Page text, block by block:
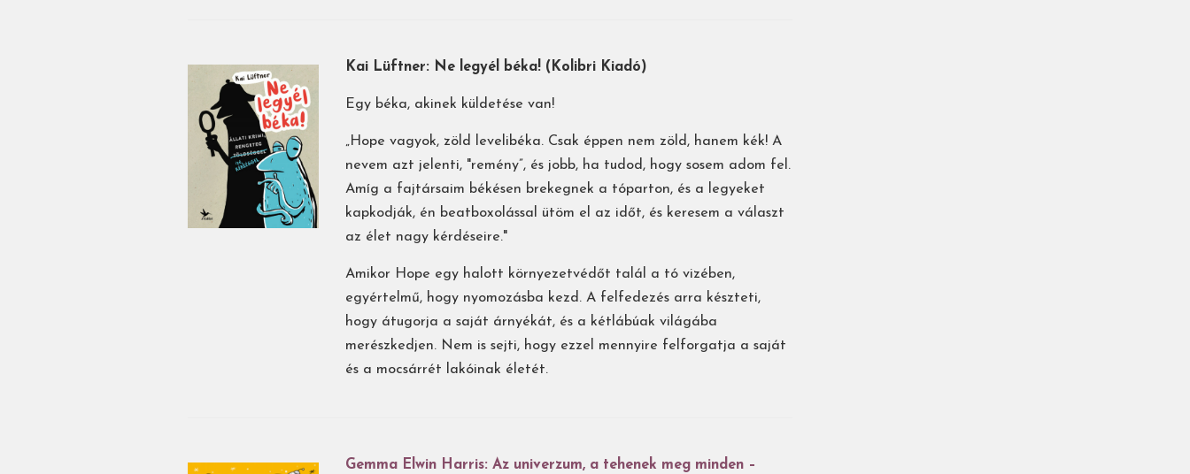
Kai Lüftner: Ne legyél béka! (Kolibri Kiadó)
Egy béka, akinek küldetése van!
„Hope vagyok, zöld levelibéka. Csak éppen nem zöld, hanem kék! A
nevem azt jelenti, "remény”, és jobb, ha tudod, hogy sosem adom fel.
Amíg a fajtársaim békésen brekegnek a tóparton, és a legyeket
kapkodják, én beatboxolással ütöm el az időt, és keresem a választ
az élet nagy kérdéseire."
Amikor Hope egy halott környezetvédőt talál a tó vizében,
egyértelmű, hogy nyomozásba kezd. A felfedezés arra készteti,
hogy átugorja a saját árnyékát, és a kétlábúak világába
merészkedjen. Nem is sejti, hogy ezzel mennyire felforgatja a saját
és a mocsárrét lakóinak életét.
Gemma Elwin Harris: Az univerzum, a tehenek meg minden –